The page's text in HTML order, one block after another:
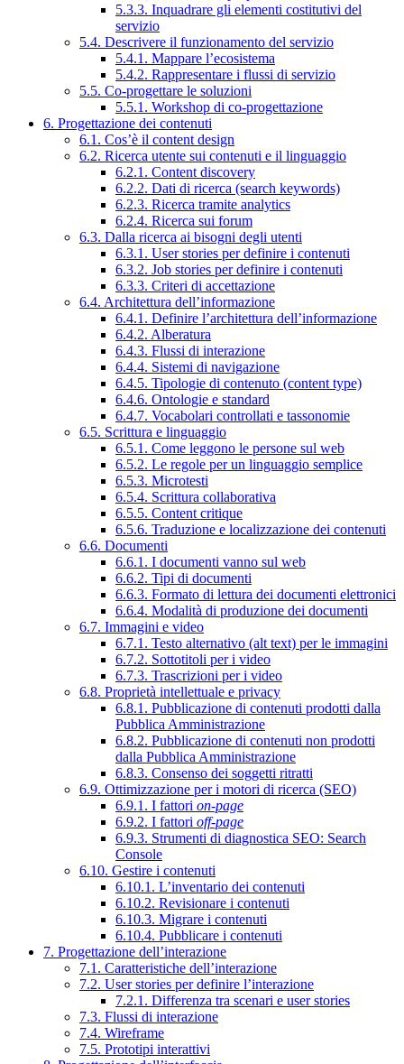
5.3.3. Inquadrare gli elementi costitutivi del
servizio
5.4. Descrivere il funzionamento del servizio
5.4.1. Mappare l’ecosistema
5.4.2. Rappresentare i flussi di servizio
5.5. Co-progettare le soluzioni
5.5.1. Workshop di co-progettazione
6. Progettazione dei contenuti
6.1. Cos’è il content design
6.2. Ricerca utente sui contenuti e il linguaggio
6.2.1. Content discovery
6.2.2. Dati di ricerca (search keywords)
6.2.3. Ricerca tramite analytics
6.2.4. Ricerca sui forum
6.3. Dalla ricerca ai bisogni degli utenti
6.3.1. User stories per definire i contenuti
6.3.2. Job stories per definire i contenuti
6.3.3. Criteri di accettazione
6.4. Architettura dell’informazione
6.4.1. Definire l’architettura dell’informazione
6.4.2. Alberatura
6.4.3. Flussi di interazione
6.4.4. Sistemi di navigazione
6.4.5. Tipologie di contenuto (content type)
6.4.6. Ontologie e standard
6.4.7. Vocabolari controllati e tassonomie
6.5. Scrittura e linguaggio
6.5.1. Come leggono le persone sul web
6.5.2. Le regole per un linguaggio semplice
6.5.3. Microtesti
6.5.4. Scrittura collaborativa
6.5.5. Content critique
6.5.6. Traduzione e localizzazione dei contenuti
6.6. Documenti
6.6.1. I documenti vanno sul web
6.6.2. Tipi di documenti
6.6.3. Formato di lettura dei documenti elettronici
6.6.4. Modalità di produzione dei documenti
6.7. Immagini e video
6.7.1. Testo alternativo (alt text) per le immagini
6.7.2. Sottotitoli per i video
6.7.3. Trascrizioni per i video
6.8. Proprietà intellettuale e privacy
6.8.1. Pubblicazione di contenuti prodotti dalla
Pubblica Amministrazione
6.8.2. Pubblicazione di contenuti non prodotti
dalla Pubblica Amministrazione
6.8.3. Consenso dei soggetti ritratti
6.9. Ottimizzazione per i motori di ricerca (SEO)
6.9.1. I fattori on-page
6.9.2. I fattori off-page
6.9.3. Strumenti di diagnostica SEO: Search
Console
6.10. Gestire i contenuti
6.10.1. L’inventario dei contenuti
6.10.2. Revisionare i contenuti
6.10.3. Migrare i contenuti
6.10.4. Pubblicare i contenuti
7. Progettazione dell’interazione
7.1. Caratteristiche dell’interazione
7.2. User stories per definire l’interazione
7.2.1. Differenza tra scenari e user stories
7.3. Flussi di interazione
7.4. Wireframe
7.5. Prototipi interattivi